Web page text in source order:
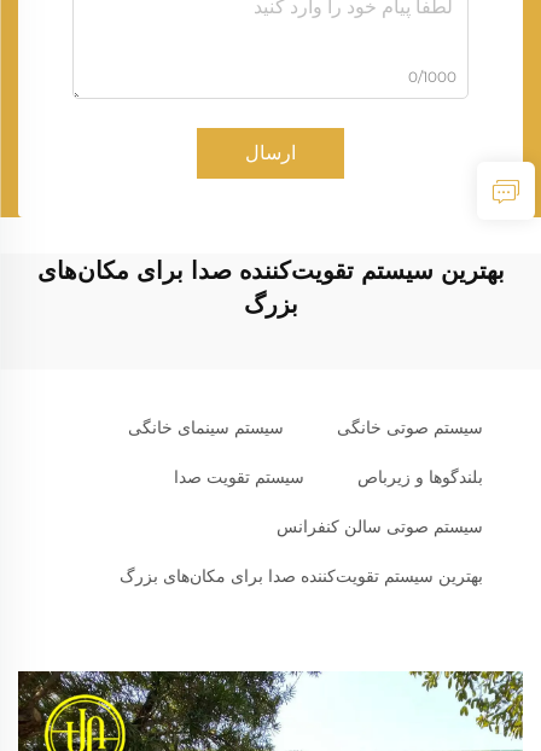
0/1000
ارسال
بهترین سیستم تقویت‌کننده صدا برای مکان‌های
بزرگ
سیستم صوتی خانگی سیستم سینمای خانگی
بلندگوها و زیرباص سیستم تقویت صدا
سیستم صوتی سالن کنفرانس
بهترین سیستم تقویت‌کننده صدا برای مکان‌های بزرگ